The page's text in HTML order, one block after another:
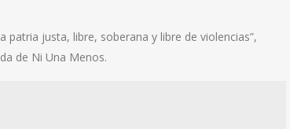
patria justa, libre, soberana y libre de violencias”,
de Ni Una Menos.